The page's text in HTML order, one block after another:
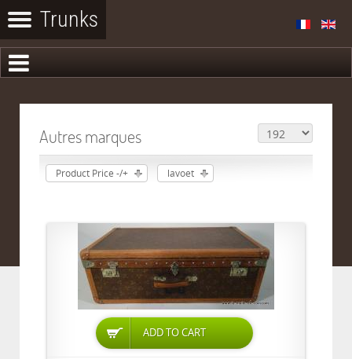
Autres marques
Product Price -/+ lavoet
ADD TO CART